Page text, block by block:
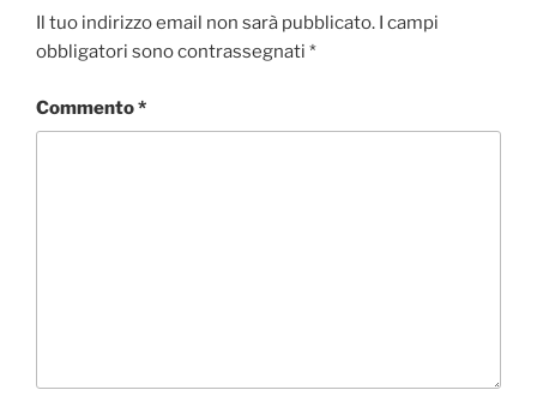
Il tuo indirizzo email non sarà pubblicato. I campi
obbligatori sono contrassegnati *
Commento*